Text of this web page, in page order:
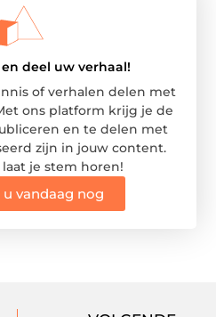
deel uw verhaal!
of verhalen delen met
ons platform krijg je de
en te delen met
zijn in jouw content.
je stem horen!
u vandaag nog